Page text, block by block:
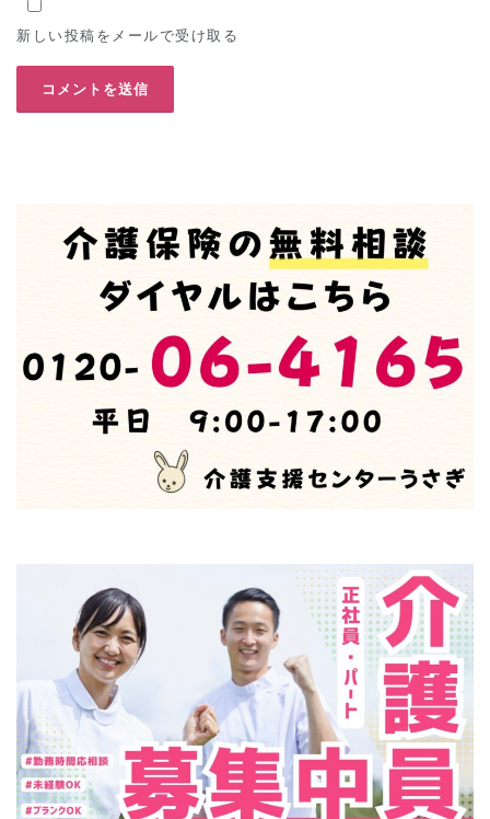
新しい投稿をメールで受け取る